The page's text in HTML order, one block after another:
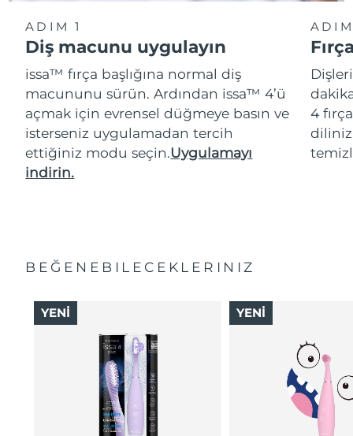
ADIM 1
Diş macunu uygulayın
issa™ fırça başlığına normal diş
macununu sürün. Ardından issa™ 4’ü
açmak için evrensel düğmeye basın ve
isterseniz uygulamadan tercih
ettiğiniz modu seçin.Uygulamayı
indirin.
4
BEĞENEBILECEKLERINIZ
YENİ YENİ